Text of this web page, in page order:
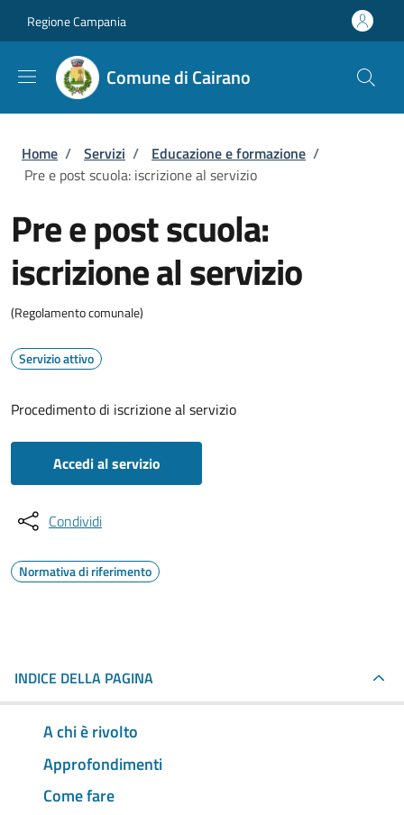
Regione Campania
Comune di Cairano
Briciole di pane
Home / Servizi / Educazione e formazione /
Pre e post scuola: iscrizione al servizio
Pre e post scuola:
iscrizione al servizio
(Regolamento comunale)
Servizio attivo
Procedimento di iscrizione al servizio
Accedi al servizio
Condividi
Normativa di riferimento
INDICE DELLA PAGINA
A chi è rivolto
Approfondimenti
Come fare